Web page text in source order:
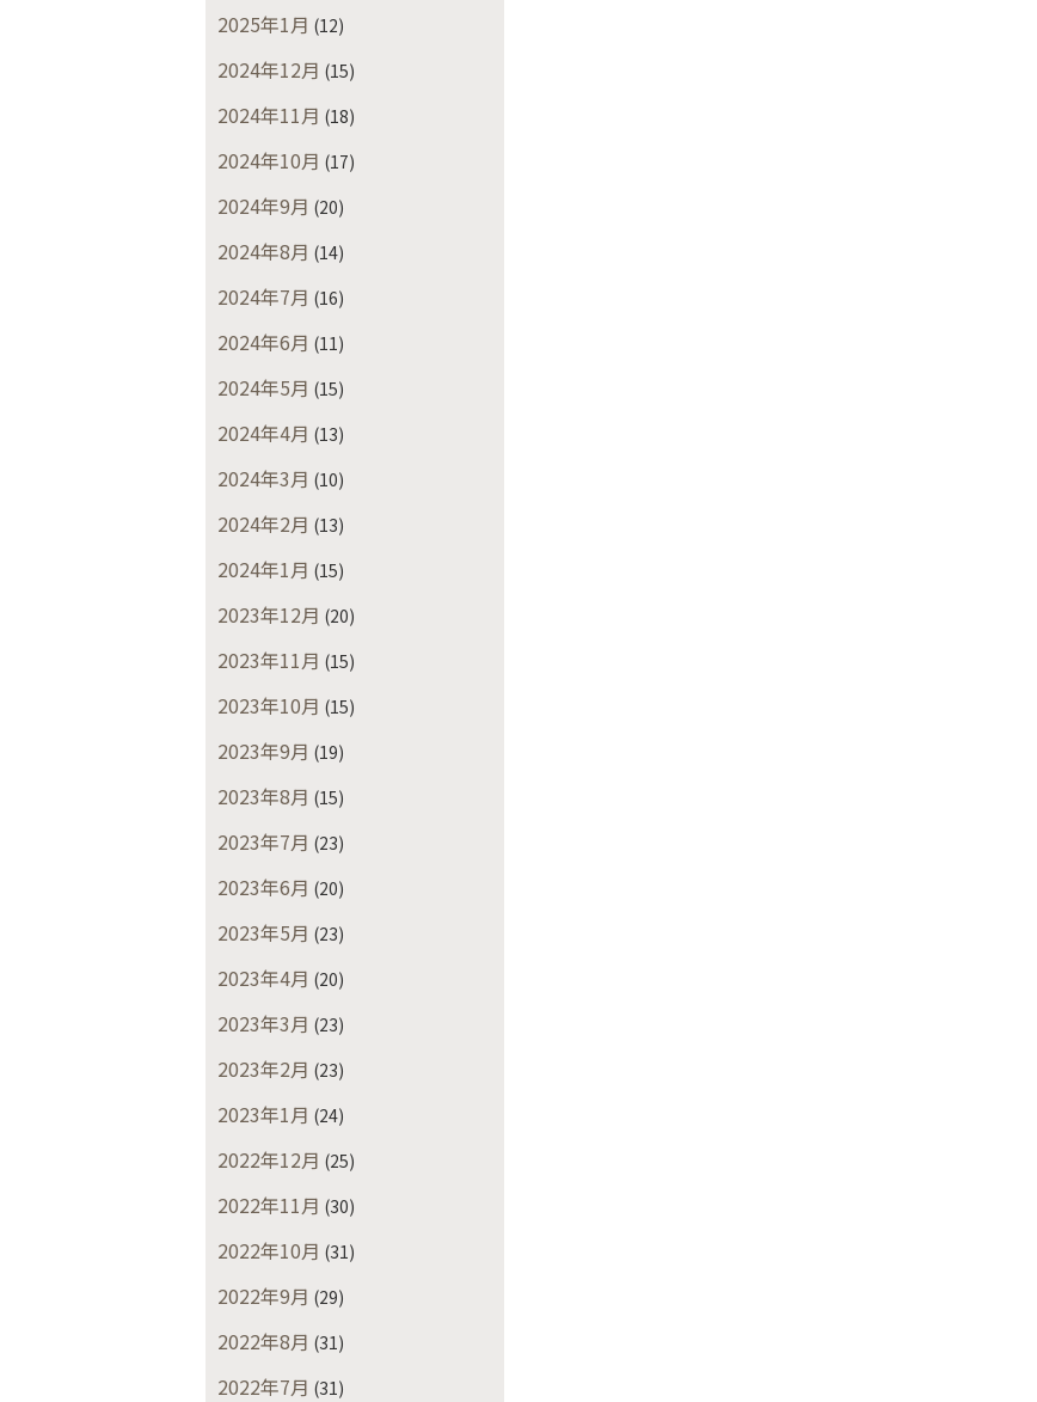
2025年1月 (12)
2024年12月 (15)
2024年11月 (18)
2024年10月 (17)
2024年9月 (20)
2024年8月 (14)
2024年7月 (16)
2024年6月 (11)
2024年5月 (15)
2024年4月 (13)
2024年3月 (10)
2024年2月 (13)
2024年1月 (15)
2023年12月 (20)
2023年11月 (15)
2023年10月 (15)
2023年9月 (19)
2023年8月 (15)
2023年7月 (23)
2023年6月 (20)
2023年5月 (23)
2023年4月 (20)
2023年3月 (23)
2023年2月 (23)
2023年1月 (24)
2022年12月 (25)
2022年11月 (30)
2022年10月 (31)
2022年9月 (29)
2022年8月 (31)
2022年7月 (31)